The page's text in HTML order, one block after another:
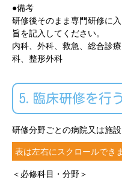
●備考
研修後そのまま専門研修に
旨を記入してください。
内科、外科、救急、総合診
科、整形外科
5.臨床研修を行
研修分野ごとの病院又は施
表は左右にスクロールでき
＜必修科目・分野＞